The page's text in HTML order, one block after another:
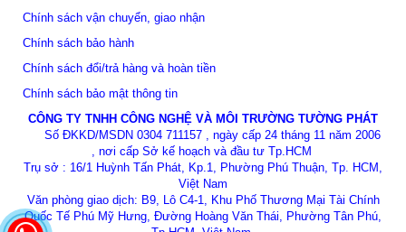
Chính sách vận chuyển, giao nhận
Chính sách bảo hành
Chính sách đổi/trả hàng và hoàn tiền
Chính sách bảo mật thông tin
CÔNG TY TNHH CÔNG NGHỆ VÀ MÔI TRƯỜNG TƯỜNG PHÁT
Số ĐKKD/MSDN 0304 711157 , ngày cấp 24 tháng 11 năm 2006
, nơi cấp Sở kế hoạch và đầu tư Tp.HCM
Trụ sở : 16/1 Huỳnh Tấn Phát, Kp.1, Phường Phú Thuận, Tp. HCM,
Việt Nam
Văn phòng giao dịch: B9, Lô C4-1, Khu Phố Thương Mại Tài Chính
Quốc Tế Phú Mỹ Hưng, Đường Hoàng Văn Thái, Phường Tân Phú,